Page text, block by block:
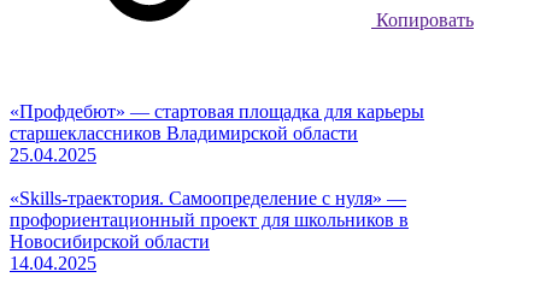
Копировать
«Профдебют» — стартовая площадка для карьеры
старшеклассников Владимирской области
25.04.2025
«Skills-траектория. Самоопределение с нуля» —
профориентационный проект для школьников в
Новосибирской области
14.04.2025